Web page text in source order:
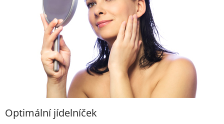
Optimální jídelníček